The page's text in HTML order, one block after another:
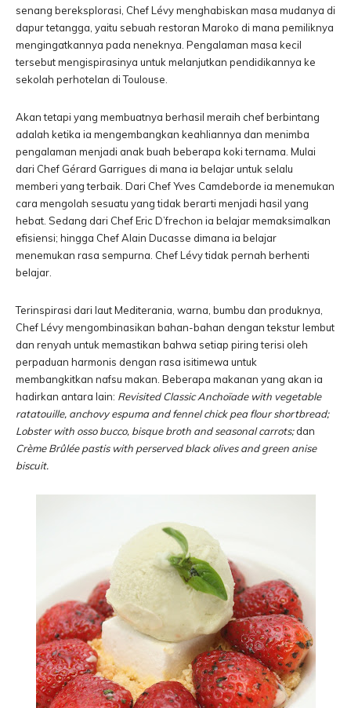
senang bereksplorasi, Chef Lévy menghabiskan masa mudanya di
dapur tetangga, yaitu sebuah restoran Maroko di mana pemiliknya
mengingatkannya pada neneknya. Pengalaman masa kecil
tersebut mengispirasinya untuk melanjutkan pendidikannya ke
sekolah perhotelan di Toulouse.
Akan tetapi yang membuatnya berhasil meraih chef berbintang
adalah ketika ia mengembangkan keahliannya dan menimba
pengalaman menjadi anak buah beberapa koki ternama. Mulai
dari Chef Gérard Garrigues di mana ia belajar untuk selalu
memberi yang terbaik. Dari Chef Yves Camdeborde ia menemukan
cara mengolah sesuatu yang tidak berarti menjadi hasil yang
hebat. Sedang dari Chef Eric D’frechon ia belajar memaksimalkan
efisiensi; hingga Chef Alain Ducasse dimana ia belajar
menemukan rasa sempurna. Chef Lévy tidak pernah berhenti
belajar.
Terinspirasi dari laut Mediterania, warna, bumbu dan produknya,
Chef Lévy mengombinasikan bahan-bahan dengan tekstur lembut
dan renyah untuk memastikan bahwa setiap piring terisi oleh
perpaduan harmonis dengan rasa isitimewa untuk
membangkitkan nafsu makan. Beberapa makanan yang akan ia
hadirkan antara lain: Revisited Classic Anchoïade with vegetable
ratatouille, anchovy espuma and fennel chick pea flour shortbread;
Lobster with osso bucco, bisque broth and seasonal carrots;dan
Crème Brûlée pastis with perserved black olives and green anise
biscuit.